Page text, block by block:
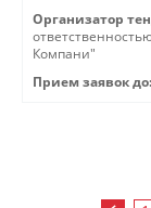
Организатор
Компани"
Прием заявок до: